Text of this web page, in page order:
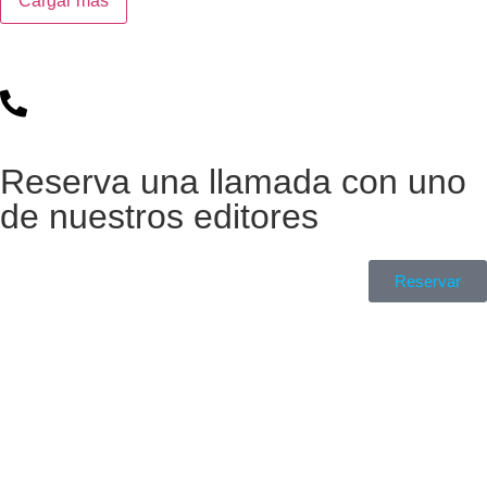
Reserva una llamada con uno
de nuestros editores
Reservar